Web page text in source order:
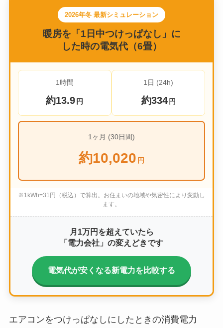
2026年冬 最新シミュレーション
暖房を「1日中つけっぱなし」に
した時の電気代（6畳）
1時間
約13.9 円
1日 (24h)
約334 円
1ヶ月 (30日間)
約10,020 円
※1kWh=31円（税込）で算出。お住まいの地域や気密性により変動し
ます。
月1万円を超えていたら
「電力会社」の変えどきです
電気代が安くなる新電力を比較する
エアコンをつけっぱなしにしたときの消費電力